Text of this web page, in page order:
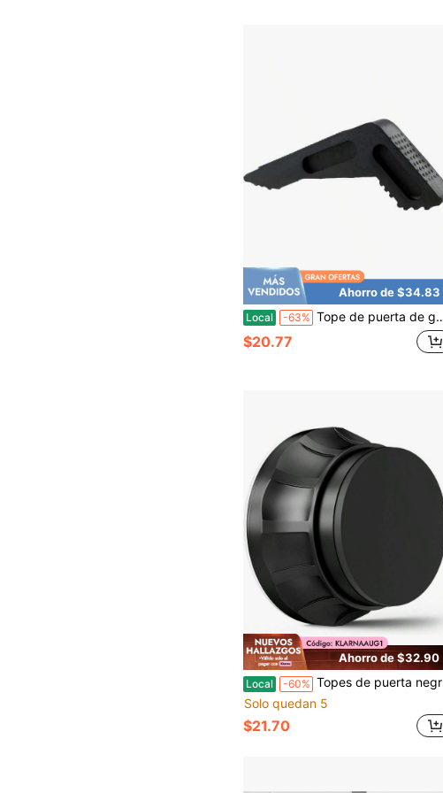
Ahorro de $34.83
Local -63% Tope de puerta de goma premium, cuña para tope de puerta para espacios grandes para mantener la puerta abierta de forma segura en todas las superficies, tope de puerta sin rayaduras - Diseño tipo alto color negro
$20.77
Ahorro de $32.90
Local -60% Topes de puerta negros modernos para pared de 1.65" - Montaje adhesivo sin taladro o con tornillo, protector de pomo de puerta de aluminio texturizado para hogar y oficina
Solo quedan 5
$21.70